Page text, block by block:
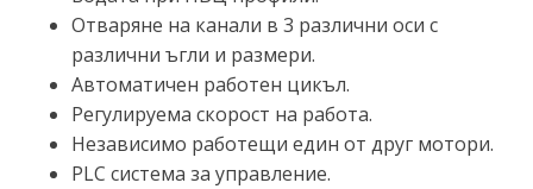
Отваряне на канали в 3 различни оси с
различни ъгли и размери.
Автоматичен работен цикъл.
Регулируема скорост на работа.
Независимо работещи един от друг мотори.
PLC система за управление.